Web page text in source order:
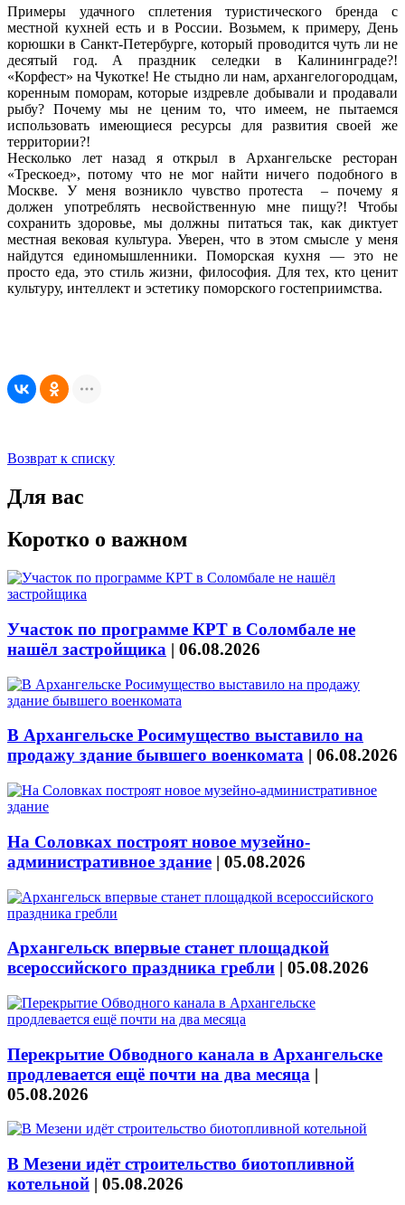
Примеры удачного сплетения туристического бренда с
местной кухней есть и в России. Возьмем, к примеру, День
корюшки в Санкт-Петербурге, который проводится чуть ли не
десятый год. А праздник селедки в Калининграде?!
«Корфест» на Чукотке! Не стыдно ли нам, архангелогородцам,
коренным поморам, которые издревле добывали и продавали
рыбу? Почему мы не ценим то, что имеем, не пытаемся
использовать имеющиеся ресурсы для развития своей же
территории?!
Несколько лет назад я открыл в Архангельске ресторан
«Трескоед», потому что не мог найти ничего подобного в
Москве. У меня возникло чувство протеста – почему я
должен употреблять несвойственную мне пищу?! Чтобы
сохранить здоровье, мы должны питаться так, как диктует
местная вековая культура. Уверен, что в этом смысле у меня
найдутся единомышленники. Поморская кухня — это не
просто еда, это стиль жизни, философия. Для тех, кто ценит
культуру, интеллект и эстетику поморского гостеприимства.
Возврат к списку
Для вас
Коротко о важном
Участок по программе КРТ в Соломбале не
нашёл застройщика | 06.08.2026
В Архангельске Росимущество выставило на
продажу здание бывшего военкомата | 06.08.2026
На Соловках построят новое музейно-
административное здание | 05.08.2026
Архангельск впервые станет площадкой
всероссийского праздника гребли | 05.08.2026
Перекрытие Обводного канала в Архангельске
продлевается ещё почти на два месяца |
05.08.2026
В Мезени идёт строительство биотопливной
котельной | 05.08.2026